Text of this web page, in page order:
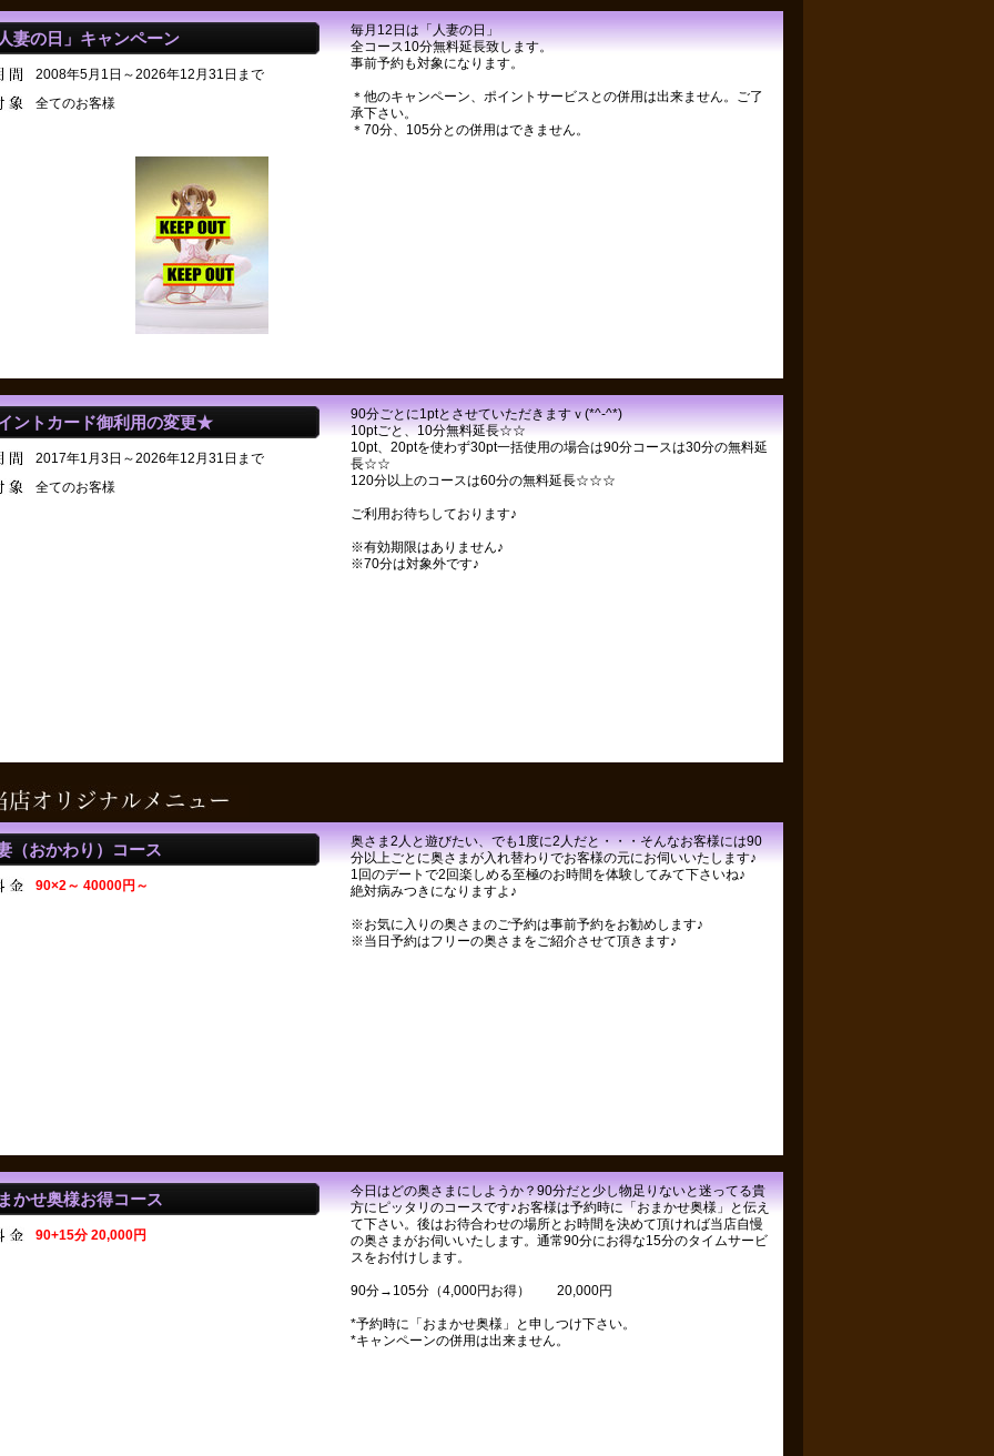
妻の日」キャンペーン
2008年5月1日～2026年12月31日まで
全てのお客様
毎月12日は「人妻の日」
全コース10分無料延長致します。
事前予約も対象になります。
＊他のキャンペーン、ポイントサービスとの併用は出来ません。ご了
承下さい。
＊70分、105分との併用はできません。
ントカード御利用の変更★
2017年1月3日～2026年12月31日まで
全てのお客様
90分ごとに1ptとさせていただきますｖ(*^-^*)ゞ
10ptごと、10分無料延長☆☆
10pt、20ptを使わず30pt一括使用の場合は90分コースは30分の無料延
長☆☆
120分以上のコースは60分の無料延長☆☆☆
ご利用お待ちしております♪
※有効期限はありません♪
※70分は対象外です♪
（おかわり）コース
90×2～ 40000円～
奥さま2人と遊びたい、でも1度に2人だと・・・そんなお客様には90
分以上ごとに奥さまが入れ替わりでお客様の元にお伺いいたします♪
1回のデートで2回楽しめる至極のお時間を体験してみて下さいね♪
絶対病みつきになりますよ♪
※お気に入りの奥さまのご予約は事前予約をお勧めします♪
※当日予約はフリーの奥さまをご紹介させて頂きます♪
かせ奥様お得コース
90+15分 20,000円
今日はどの奥さまにしようか？90分だと少し物足りないと迷ってる貴
方にピッタリのコースです♪お客様は予約時に「おまかせ奥様」と伝え
て下さい。後はお待合わせの場所とお時間を決めて頂ければ当店自慢
の奥さまがお伺いいたします。通常90分にお得な15分のタイムサービ
スをお付けします。
90分→105分（4,000円お得） 20,000円
*予約時に「おまかせ奥様」と申しつけ下さい。
*キャンペーンの併用は出来ません。